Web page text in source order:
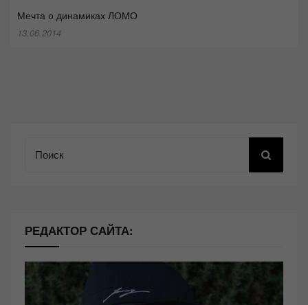
Мечта о динамиках ЛОМО
13.06.2014
РЕДАКТОР САЙТА: